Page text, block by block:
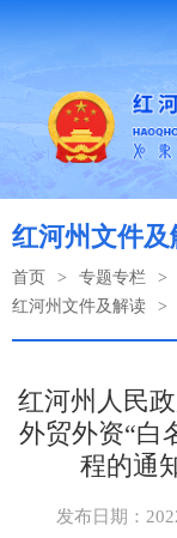
红河州文件及
首页 > 专题专栏 >
红河州文件及解读
>
红河州人民
外贸外资“白
程的通
发布日期：